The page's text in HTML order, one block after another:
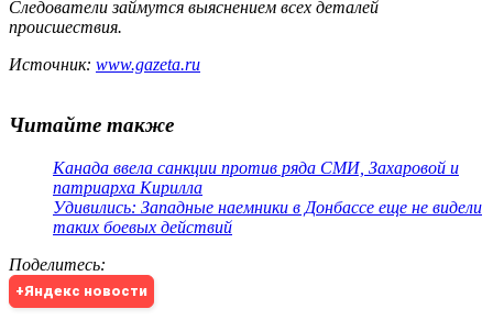
Следователи займутся выяснением всех деталей
происшествия.
Источник: www.gazeta.ru
Читайте также
Канада ввела санкции против ряда СМИ, Захаровой и
патриарха Кирилла
Удивились: Западные наемники в Донбассе еще не видели
таких боевых действий
Поделитесь:
+Яндекс новости